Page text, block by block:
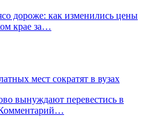
дороже: как изменились цены
крае за…
мест сократят в вузах
вынуждают перевестись в